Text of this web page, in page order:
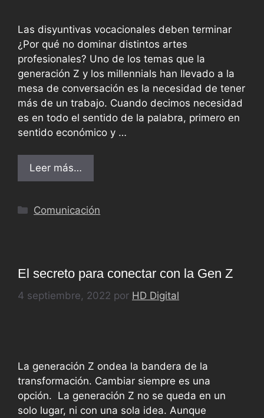
Las disyuntivas vocacionales deben terminar
¿Por qué no dominar distintos artes
profesionales? Uno de los temas que la
generación Z y los millennials han llevado a la
mesa de conversación es la necesidad de tener
más de un trabajo. Cuando decimos necesidad
es en todo el sentido de la palabra, primero en
sentido económico y …
Leer más…
Comunicación
El secreto para conectar con la Gen Z
4 septiembre, 2022 por HD Digital
La generación Z ondea la bandera de la
transformación. Cambiar siempre es una
opción. La generación Z no se queda en un
solo lugar, ni con una sola idea. Aunque